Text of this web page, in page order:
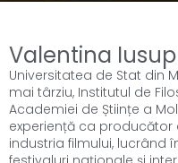
Valentina
Universitatea de Stat din
mai târziu, Institutul de
Academiei de Științe a
experiență ca producător
industria filmului, lucrând